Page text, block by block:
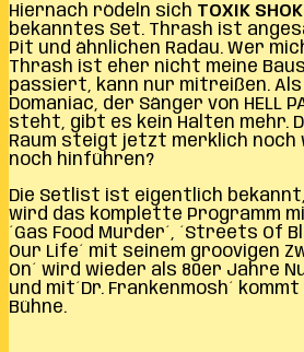
Hiernach rödeln sich TOXIK
bekanntes Set. Thrash ist
Pit und ähnlichen Radau. Wer
Thrash ist eher nicht meine
passiert, kann nur mitreißen. Als
Domaniac, der Sänger von HELL
steht, gibt es kein Halten mehr.
Raum steigt jetzt merklich noch
noch hinführen?
Die Setlist ist eigentlich
wird das komplette Programm
´Gas Food Murder´, ´Streets Of
Our Life´ mit seinem groovigen
On´ wird wieder als 80er Jahre
und mit´Dr. Frankenmosh´
Bühne.